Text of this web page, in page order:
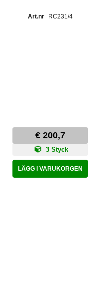
RC231/4
€ 200,7
3 Styck
LÄGG I VARUKORGEN